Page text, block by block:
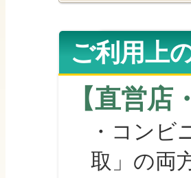
ご利用上
【直営
・コンビ
取」の両